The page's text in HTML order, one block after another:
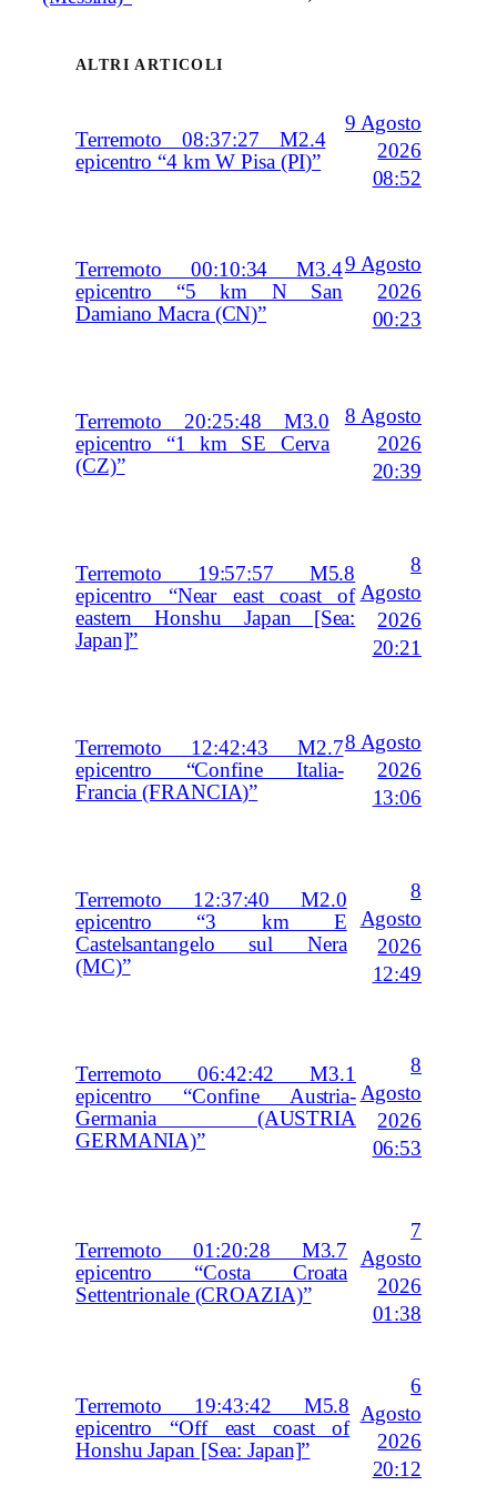
ALTRI ARTICOLI
Terremoto 08:37:27 M2.4
epicentro “4 km W Pisa (PI)”
9 Agosto
2026
08:52
Terremoto 00:10:34 M3.4
epicentro “5 km N San
Damiano Macra (CN)”
9 Agosto
2026
00:23
Terremoto 20:25:48 M3.0
epicentro “1 km SE Cerva
(CZ)”
8 Agosto
2026
20:39
Terremoto 19:57:57 M5.8
epicentro “Near east coast of
eastern Honshu Japan [Sea:
Japan]”
8
Agosto
2026
20:21
Terremoto 12:42:43 M2.7
epicentro “Confine Italia-
Francia (FRANCIA)”
8 Agosto
2026
13:06
Terremoto 12:37:40 M2.0
epicentro “3 km E
Castelsantangelo sul Nera
(MC)”
8
Agosto
2026
12:49
Terremoto 06:42:42 M3.1
epicentro “Confine Austria-
Germania (AUSTRIA
GERMANIA)”
8
Agosto
2026
06:53
Terremoto 01:20:28 M3.7
epicentro “Costa Croata
Settentrionale (CROAZIA)”
7
Agosto
2026
01:38
Terremoto 19:43:42 M5.8
epicentro “Off east coast of
Honshu Japan [Sea: Japan]”
6
Agosto
2026
20:12